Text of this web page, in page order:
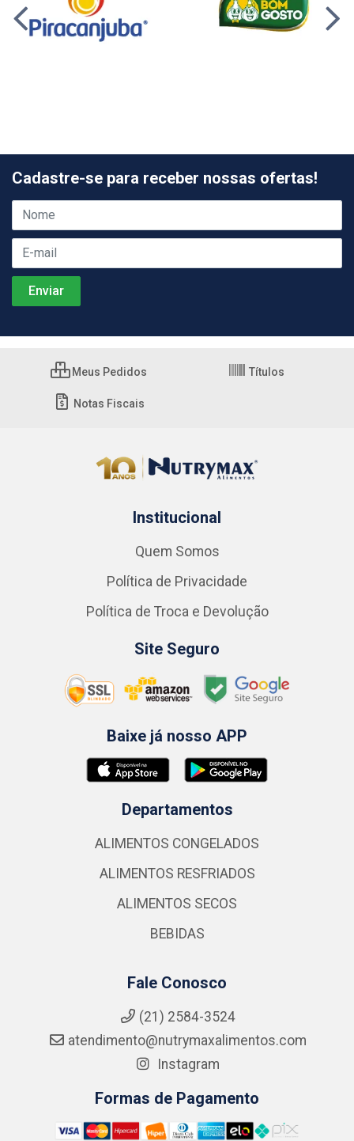
Cadastre-se para receber nossas ofertas!
Meus Pedidos Títulos
Notas Fiscais
Institucional
Quem Somos
Política de Privacidade
Política de Troca e Devolução
Site Seguro
Baixe já nosso APP
Departamentos
ALIMENTOS CONGELADOS
ALIMENTOS RESFRIADOS
ALIMENTOS SECOS
BEBIDAS
Fale Conosco
(21) 2584-3524
atendimento@nutrymaxalimentos.com
Instagram
Formas de Pagamento